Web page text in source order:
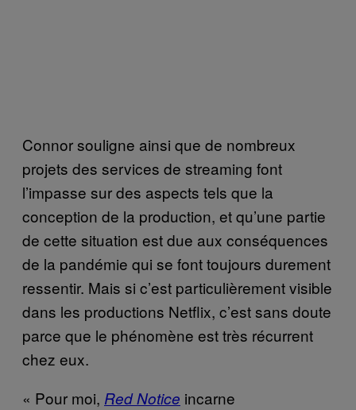
Connor souligne ainsi que de nombreux
projets des services de streaming font
l’impasse sur des aspects tels que la
conception de la production, et qu’une partie
de cette situation est due aux conséquences
de la pandémie qui se font toujours durement
ressentir. Mais si c’est particulièrement visible
dans les productions Netflix, c’est sans doute
parce que le phénomène est très récurrent
chez eux.
« Pour moi, Red Notice incarne